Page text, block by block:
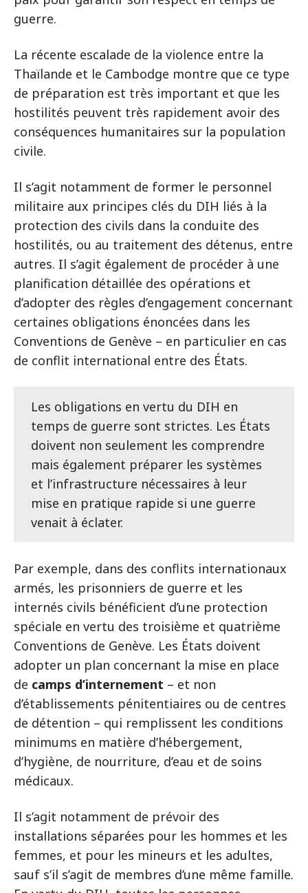
guerre.
La récente escalade de la violence entre la
Thaïlande et le Cambodge montre que ce type
de préparation est très important et que les
hostilités peuvent très rapidement avoir des
conséquences humanitaires sur la population
civile.
Il s’agit notamment de former le personnel
militaire aux principes clés du DIH liés à la
protection des civils dans la conduite des
hostilités, ou au traitement des détenus, entre
autres. Il s’agit également de procéder à une
planification détaillée des opérations et
d’adopter des règles d’engagement concernant
certaines obligations énoncées dans les
Conventions de Genève – en particulier en cas
de conflit international entre des États.
Les obligations en vertu du DIH en
temps de guerre sont strictes. Les États
doivent non seulement les comprendre
mais également préparer les systèmes
et l’infrastructure nécessaires à leur
mise en pratique rapide si une guerre
venait à éclater.
Par exemple, dans des conflits internationaux
armés, les prisonniers de guerre et les
internés civils bénéficient d’une protection
spéciale en vertu des troisième et quatrième
Conventions de Genève. Les États doivent
adopter un plan concernant la mise en place
de camps d’internement – et non
d’établissements pénitentiaires ou de centres
de détention – qui remplissent les conditions
minimums en matière d’hébergement,
d’hygiène, de nourriture, d’eau et de soins
médicaux.
Il s’agit notamment de prévoir des
installations séparées pour les hommes et les
femmes, et pour les mineurs et les adultes,
sauf s’il s’agit de membres d’une même famille.